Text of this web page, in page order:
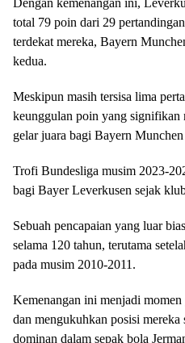
total 79 poin dari 29
terdekat mereka, Bayern
kedua.
Meskipun masih tersisa lima
keunggulan poin yang signifikan
gelar juara bagi Bayern
Trofi Bundesliga musim 2023-
bagi Bayer Leverkusen sejak
Sebuah pencapaian yang luar
selama 120 tahun, terutama
pada musim 2010-2011.
Kemenangan ini menjadi
dan mengukuhkan posisi mereka
dominan dalam sepak bola